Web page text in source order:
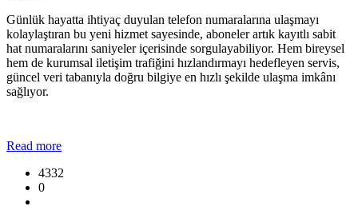
Günlük hayatta ihtiyaç duyulan telefon numaralarına ulaşmayı
kolaylaştıran bu yeni hizmet sayesinde, aboneler artık kayıtlı sabit
hat numaralarını saniyeler içerisinde sorgulayabiliyor. Hem bireysel
hem de kurumsal iletişim trafiğini hızlandırmayı hedefleyen servis,
güncel veri tabanıyla doğru bilgiye en hızlı şekilde ulaşma imkânı
sağlıyor.
Read more
4332
0